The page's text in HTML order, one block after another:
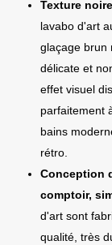
Texture
lavabo d'art
glaçage brun
délicate et
effet visuel
parfaitement
bains
rétro.
Conception
comptoir,
d'art sont
qualité, très